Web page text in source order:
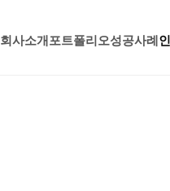
회사소개 포트폴리오성공사례